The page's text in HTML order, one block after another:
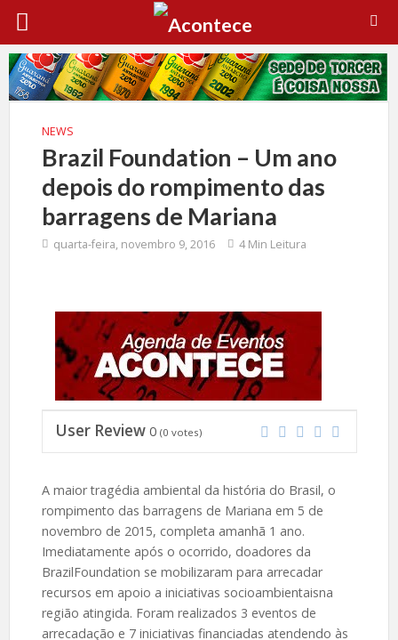
NEWS
Brazil Foundation – Um ano
depois do rompimento das
barragens de Mariana
quarta-feira, novembro 9, 2016 4 Min Leitura
User Review 0 (0 votes)
A maior tragédia ambiental da história do Brasil, o
rompimento das barragens de Mariana em 5 de
novembro de 2015, completa amanhã 1 ano.
Imediatamente após o ocorrido, doadores da
BrazilFoundation se mobilizaram para arrecadar
recursos em apoio a iniciativas socioambientaisna
região atingida. Foram realizados 3 eventos de
arrecadação e 7 iniciativas financiadas atendendo às